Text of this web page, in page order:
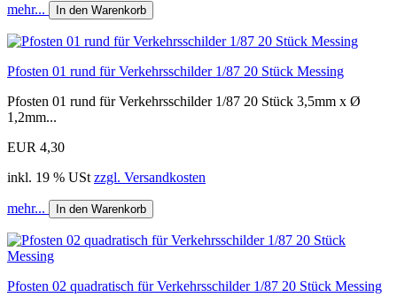
mehr... In den Warenkorb
Pfosten 01 rund für Verkehrsschilder 1/87 20 Stück Messing
Pfosten 01 rund für Verkehrsschilder 1/87 20 Stück 3,5mm x Ø
1,2mm...
EUR 4,30
inkl. 19 % USt zzgl. Versandkosten
mehr... In den Warenkorb
Pfosten 02 quadratisch für Verkehrsschilder 1/87 20 Stück Messing